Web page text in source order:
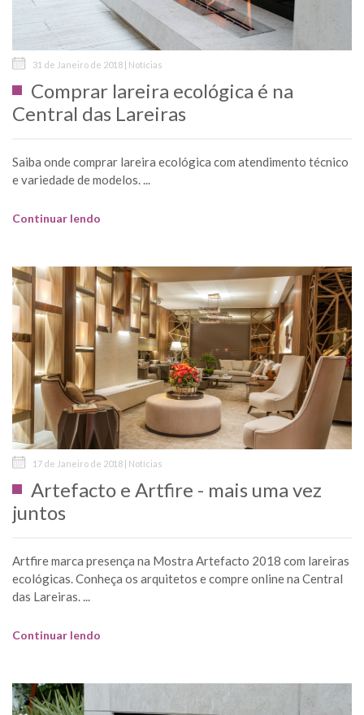
31 de Janeiro de 2018 | Notícias
Comprar lareira ecológica é na
Central das Lareiras
Saiba onde comprar lareira ecológica com atendimento técnico
e variedade de modelos. ...
Continuar lendo
17 de Janeiro de 2018 | Notícias
Artefacto e Artfire - mais uma vez
juntos
Artfire marca presença na Mostra Artefacto 2018 com lareiras
ecológicas. Conheça os arquitetos e compre online na Central
das Lareiras. ...
Continuar lendo